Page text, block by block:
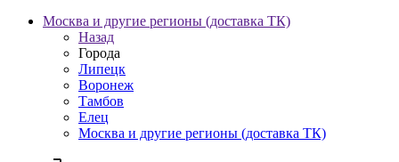
Москва и другие регионы (доставка ТК)
Назад
Города
Липецк
Воронеж
Тамбов
Елец
Москва и другие регионы (доставка ТК)